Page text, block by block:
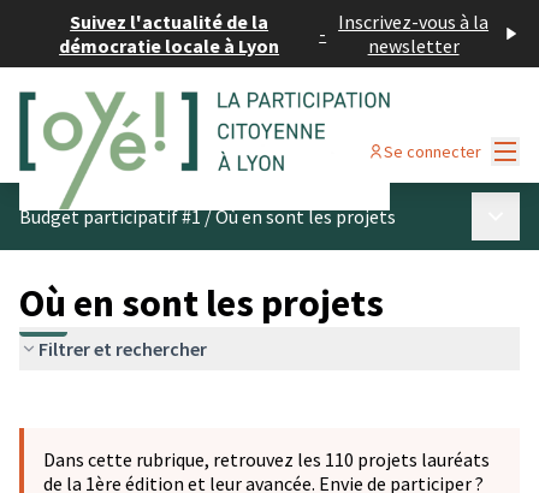
Suivez l'actualité de la
démocratie locale à Lyon
- Inscrivez-vous à la
newsletter
Se connecter
Budget participatif #1/Où en sont les projets
Où en sont les projets
Filtrer et rechercher
−
Dans cette rubrique, retrouvez les 110 projets lauréats
de la 1ère édition et leur avancée. Envie de participer ?